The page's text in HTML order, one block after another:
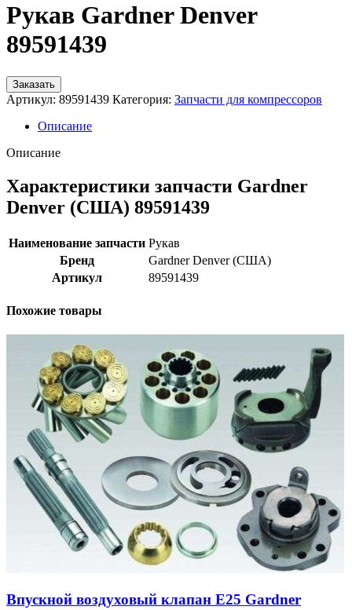
Рукав Gardner Denver
89591439
Заказать
Артикул: 89591439 Категория: Запчасти для компрессоров
Описание
Описание
Характеристики запчасти Gardner
Denver (США) 89591439
Наименование запчасти Рукав
Бренд
Gardner Denver (США)
Артикул
89591439
Похожие товары
Впускной воздуховый клапан E25 Gardner